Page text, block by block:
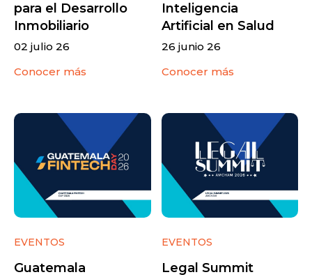
para el Desarrollo
Inmobiliario
02 julio 26
Conocer más
Inteligencia
Artificial en Salud
26 junio 26
Conocer más
EVENTOS
Guatemala
EVENTOS
Legal Summit